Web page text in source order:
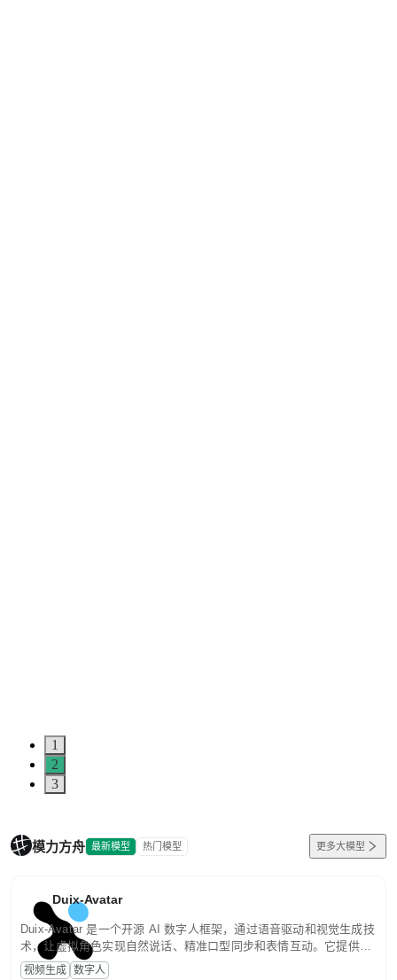
1
2
3
模力方舟 最新模型 热门模型 更多大模型
Duix-Avatar
Duix-Avatar 是一个开源 AI 数字人框架，通过语音驱动和视觉生成技
术，让虚拟角色实现自然说话、精准口型同步和表情互动。它提供从
模型推理到服务部署的完整能力，帮助开发者快速构建智能数字人应
视频生成 数字人